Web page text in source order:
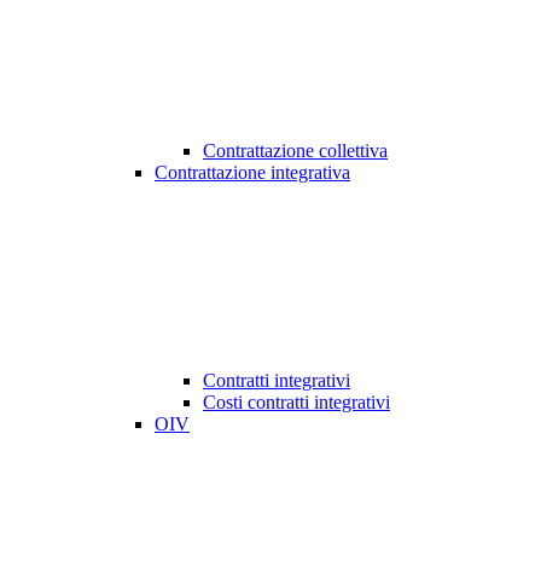
Contrattazione collettiva
Contrattazione integrativa
Contratti integrativi
Costi contratti integrativi
OIV